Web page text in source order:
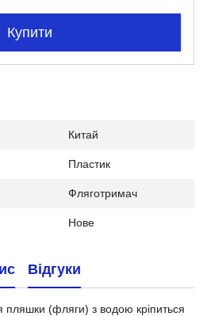
Купити
Китай
Пластик
Фляготримач
Нове
Відгуки
пляшки (фляги) з водою кріпиться